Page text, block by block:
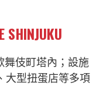
舞伎町塔內；設施
大型扭蛋店等多項